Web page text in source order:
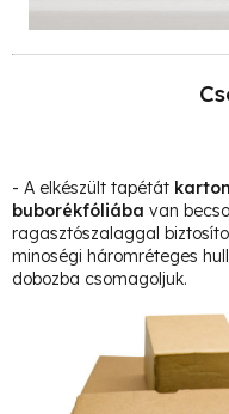
- A elkészült tapétát
buborékfóliába van
ragasztószalaggal
minoségi háromréteges
dobozba csomagoljuk.